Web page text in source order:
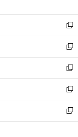
開
く
ウ
で
開
く
ン
ド
ウ
で
開
く
ウ
ィ
ン
ド
ウ
で
開
く
新
し
い
ウ
ィ
ン
ド
ウ
で
開
新
し
い
ウ
ィ
ン
ド
ウ
新
し
い
ウ
ィ
ン
新
し
い
ウ
新
し